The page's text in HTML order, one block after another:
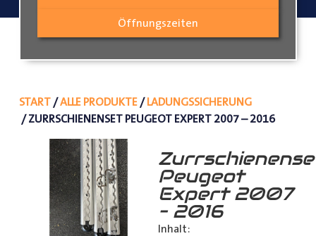
Öffnungszeiten
START/ALLE PRODUKTE/LADUNGSSICHERUNG
/ ZURRSCHIENENSET PEUGEOT EXPERT 2007 – 2016
Peugeot
Expert 2007
– 2016
Inhalt: